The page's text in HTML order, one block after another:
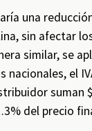
una
sin afectar
similar, se
nacionales, el
suman
del precio